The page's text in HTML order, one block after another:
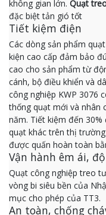
không gian lớn. Quạt
đặc biệt tản gió tốt
Tiết kiệm điện
Các dòng sản phẩm
kiện cao cấp đảm bảo
cao cho sản phẩm từ
cánh, bộ điều khiển và
công nghiệp KWP 3076
thống quạt mới và nhân
năm. Tiết kiệm đến
quạt khác trên thị
được quấn hoàn toàn
Vận hành êm ái,
Quạt công nghiệp treo
vòng bi siêu bền của
mục cho phép của TT3.
An toàn, chống